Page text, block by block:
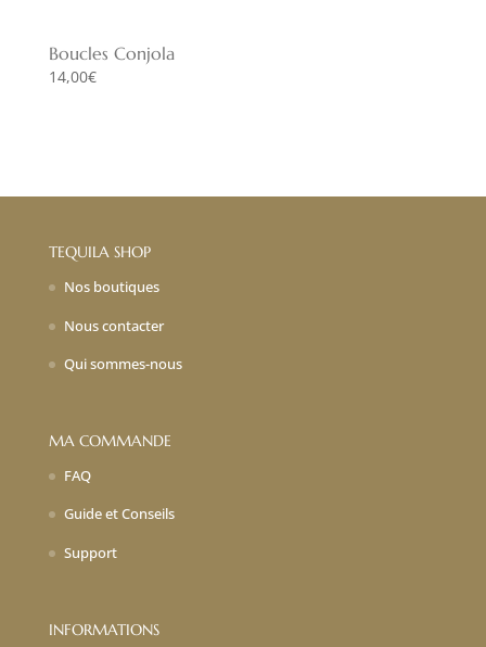
Boucles Conjola
14,00€
TEQUILA SHOP
Nos boutiques
Nous contacter
Qui sommes-nous
MA COMMANDE
FAQ
Guide et Conseils
Support
INFORMATIONS